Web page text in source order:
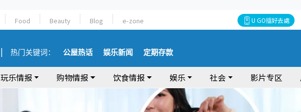
Food Beauty Blog e-zone U GO搵好去處
热门关键词： 公屋热话 娱乐新闻 定期存款
玩乐情报 购物情报 饮食情报 娱乐 社会 影片专区